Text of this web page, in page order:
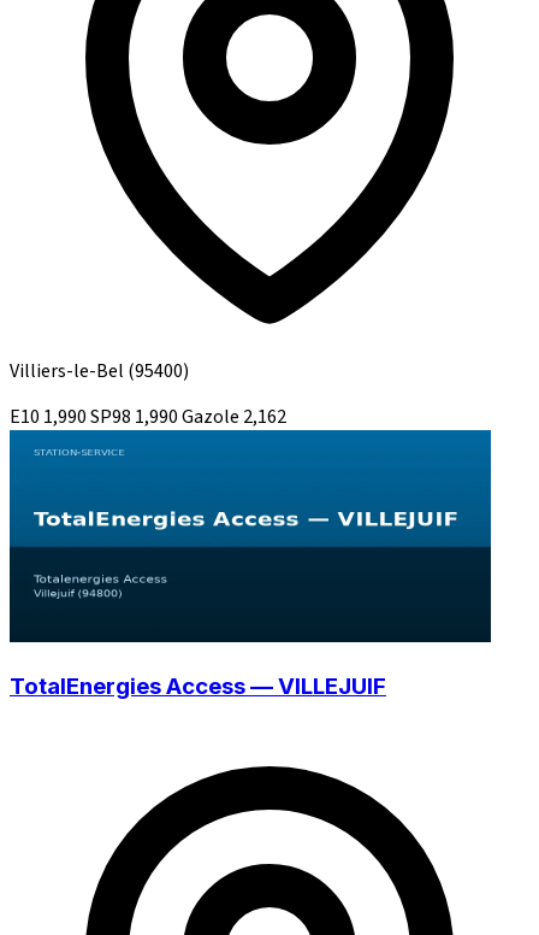
Villiers-le-Bel (95400)
E10 1,990SP98 1,990Gazole 2,162
TotalEnergies Access — VILLEJUIF